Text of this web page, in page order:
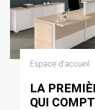
Espace d’accueil
LA
QUI